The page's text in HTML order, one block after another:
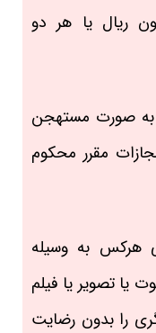
ریال یا هر دو
به صورت مستهجن
مقرر محکوم
هرکس به وسیله
یا تصویر یا فیلم
را بدون رضایت